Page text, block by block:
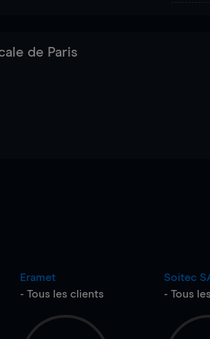
de Paris
Eramet
- Tous les clients
Soitec
- Tous